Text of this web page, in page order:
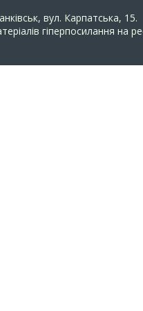
вул. Карпатська, 15.
гіперпосилання на